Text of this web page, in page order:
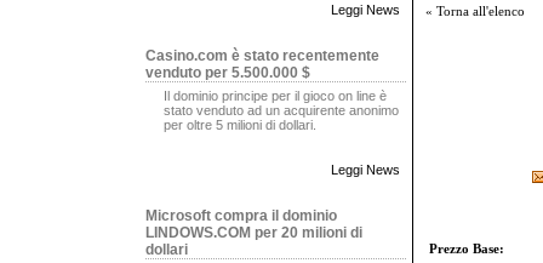
Leggi News
Casino.com è stato recentemente
venduto per 5.500.000 $
Il dominio principe per il gioco on line è
stato venduto ad un acquirente anonimo
per oltre 5 milioni di dollari.
Leggi News
Microsoft compra il dominio
LINDOWS.COM per 20 milioni di
dollari
« Torna all'elenco
Prezzo Base: